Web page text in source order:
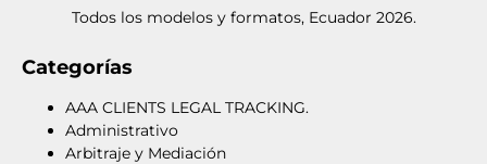
Todos los modelos y formatos, Ecuador 2026.
Categorías
AAA CLIENTS LEGAL TRACKING.
Administrativo
Arbitraje y Mediación